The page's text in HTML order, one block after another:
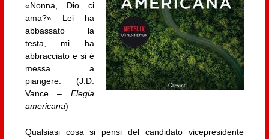
«Nonna, Dio ci
ama?» Lei ha
abbassato la
testa, mi ha
abbracciato e si è
messa a
piangere. (J.D.
Vance –Elegia
americana)
Qualsiasi cosa si pensi del candidato vicepresidente